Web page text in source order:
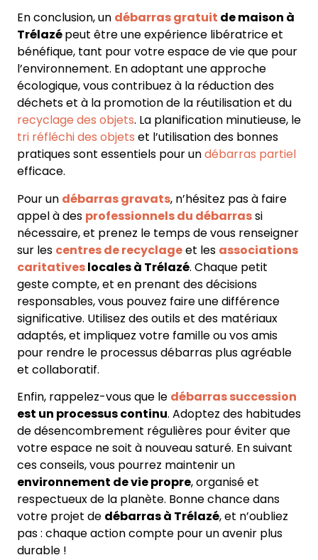
En conclusion, un débarras gratuit de maison à
Trélazépeut être une expérience libératrice et
bénéfique, tant pour votre espace de vie que pour
l’environnement. En adoptant une approche
écologique, vous contribuez à la réduction des
déchets et à la promotion de la réutilisation et du
recyclage des objets. La planification minutieuse, le
tri réfléchi des objets et l’utilisation des bonnes
pratiques sont essentiels pour undébarras partiel
efficace.
Pour un débarras gravats, n’hésitez pas à faire
appel à des professionnels du débarrassi
nécessaire, et prenez le temps de vous renseigner
sur les centres de recyclageet les associations
caritativeslocales à Trélazé. Chaque petit
geste compte, et en prenant des décisions
responsables, vous pouvez faire une différence
significative. Utilisez des outils et des matériaux
adaptés, et impliquez votre famille ou vos amis
pour rendre le processus débarras plus agréable
et collaboratif.
Enfin, rappelez-vous que le débarras succession
est un processus continu. Adoptez des habitudes
de désencombrement régulières pour éviter que
votre espace ne soit à nouveau saturé. En suivant
ces conseils, vous pourrez maintenir un
environnement de vie propre, organisé et
respectueux de la planète. Bonne chance dans
votre projet de débarras à Trélazé, et n’oubliez
pas : chaque action compte pour un avenir plus
durable !